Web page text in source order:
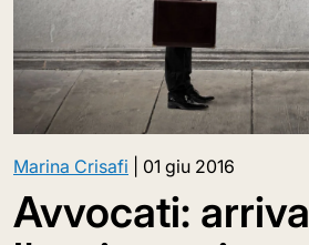
Marina Crisafi 01 giu 2016
Avvocati: arriva